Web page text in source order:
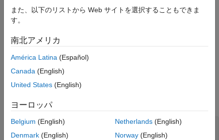
Robot Modeling
Mobile Robot Modeling
bodyInfo
Input Arguments
Version History
See Also
Description
information for a body in a
object from the import process.
Input Arguments
collapse all
importInfo Robot import information
rigidBodyTreeImportInfoobject
また、以下のリストから Web サイトを選択することもできま
す。
南北アメリカ
América Latina (Español)
Canada (English)
United States (English)
ヨーロッパ
Belgium (English)
Denmark (English)
Netherlands(English)
Norway(English)